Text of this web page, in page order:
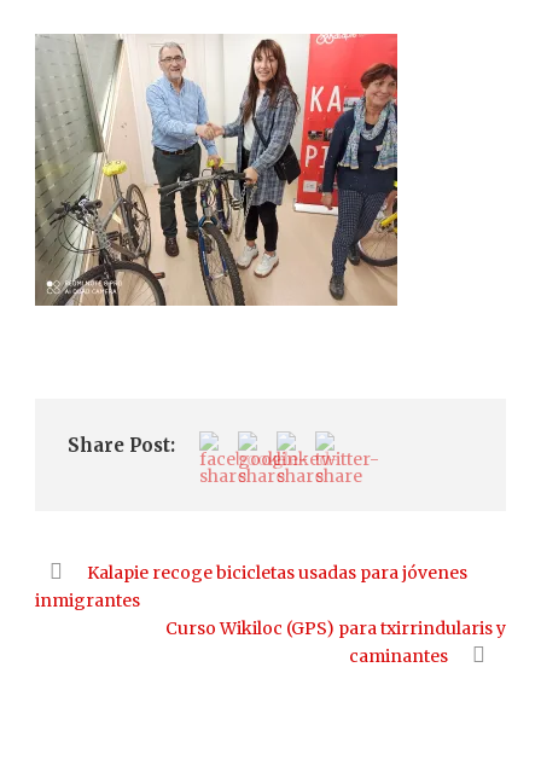
Share Post:
Kalapie recoge bicicletas usadas para jóvenes
inmigrantes
Curso Wikiloc (GPS) para txirrindularis y
caminantes